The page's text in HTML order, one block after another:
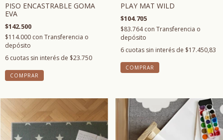
PISO ENCASTRABLE GOMA
EVA
$142.500
$114.000 con Transferencia o
depósito
6 cuotas sin interés de $23.750
COMPRAR
PLAY MAT WILD
$104.705
$83.764con Transferencia o
depósito
6 cuotas sin interés de $17.450,83